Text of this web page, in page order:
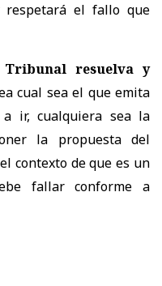
respetará el fallo que
Tribunal resuelva y
cual sea el que emita
ir, cualquiera sea la
la propuesta del
contexto de que es un
fallar conforme a